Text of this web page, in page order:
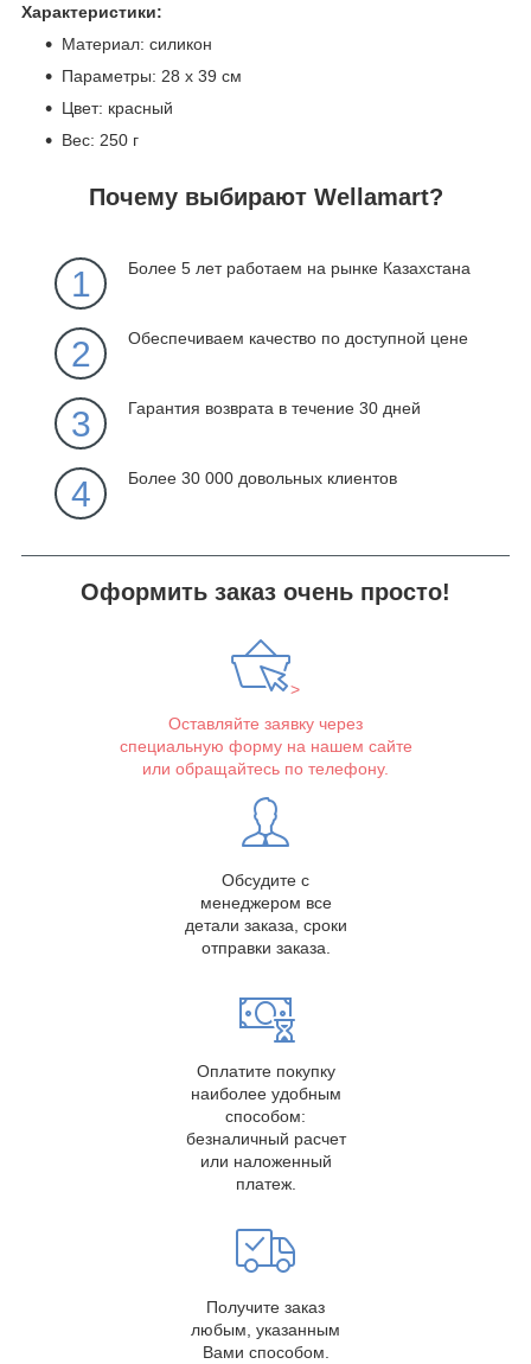
Характеристики:
Материал: силикон
Параметры: 28 х 39 см
Цвет: красный
Вес: 250 г
Почему выбирают Wellamart?
1 Более 5 лет работаем на рынке Казахстана
2 Обеспечиваем качество по доступной цене
3 Гарантия возврата в течение 30 дней
4 Более 30 000 довольных клиентов
Оформить заказ очень просто!
>
Оставляйте заявку через
специальную форму на нашем сайте
или обращайтесь по телефону.
Обсудите с
менеджером все
детали заказа, сроки
отправки заказа.
Оплатите покупку
наиболее удобным
способом:
безналичный расчет
или наложенный
платеж.
Получите заказ
любым, указанным
Вами способом.